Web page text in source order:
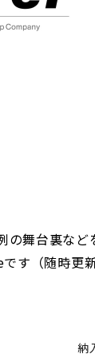
の舞台裏など
す（随時更新
納